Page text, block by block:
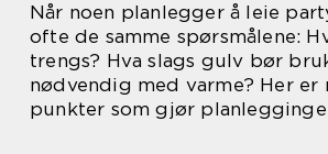
Når noen planlegger å leie
ofte de samme spørsmålene:
trengs? Hva slags gulv bør
nødvendig med varme? Her er
punkter som gjør